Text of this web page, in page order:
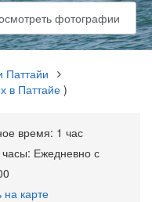
фотографии
Паттайи
в Паттайе)
время: 1 час
Ежедневно с
на карте